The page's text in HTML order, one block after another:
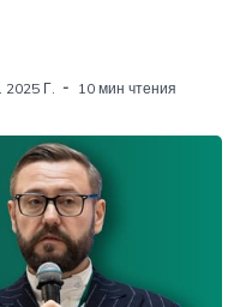
2025 Г. 10 мин чтения